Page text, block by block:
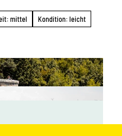
mittel
Kondition: leicht